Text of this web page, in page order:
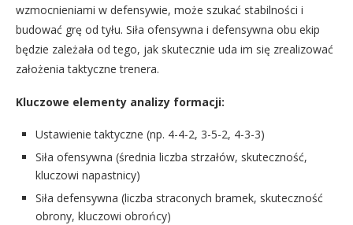
wzmocnieniami w defensywie, może szukać stabilności i
budować grę od tyłu. Siła ofensywna i defensywna obu ekip
będzie zależała od tego, jak skutecznie uda im się zrealizować
założenia taktyczne trenera.
Kluczowe elementy analizy formacji:
Ustawienie taktyczne (np. 4-4-2, 3-5-2, 4-3-3)
Siła ofensywna (średnia liczba strzałów, skuteczność,
kluczowi napastnicy)
Siła defensywna (liczba straconych bramek, skuteczność
obrony, kluczowi obrońcy)